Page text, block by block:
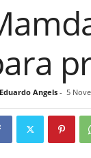
Eduardo Angels- 5